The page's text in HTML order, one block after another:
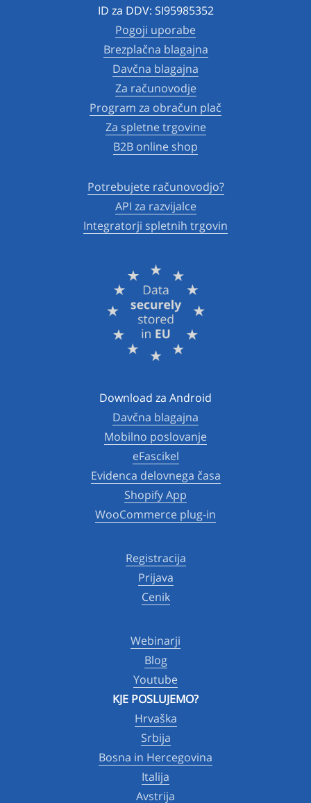
ID za DDV: SI95985352
Pogoji uporabe
Brezplačna blagajna
Davčna blagajna
Za računovodje
Program za obračun plač
Za spletne trgovine
B2B online shop
Potrebujete računovodjo?
API za razvijalce
Integratorji spletnih trgovin
Download za Android
Davčna blagajna
Mobilno poslovanje
eFascikel
Evidenca delovnega časa
Shopify App
WooCommerce plug-in
Registracija
Prijava
Cenik
Webinarji
Blog
Youtube
KJE POSLUJEMO?
Hrvaška
Srbija
Bosna in Hercegovina
Italija
Avstrija